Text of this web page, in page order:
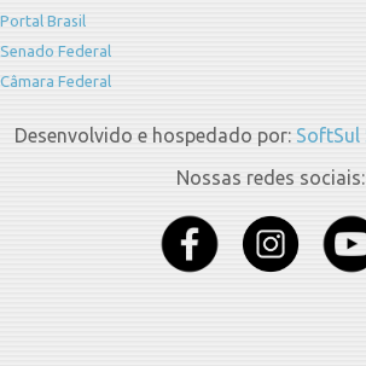
Portal Brasil
Senado Federal
Câmara Federal
Desenvolvido e hospedado por: SoftSul
Nossas redes sociais: